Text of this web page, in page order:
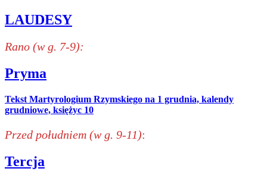
LAUDESY
Rano (w g. 7-9):
Pryma
Tekst Martyrologium Rzymskiego na 1 grudnia, kalendy
grudniowe, księżyc 10
Przed południem (w g. 9-11):
Tercja